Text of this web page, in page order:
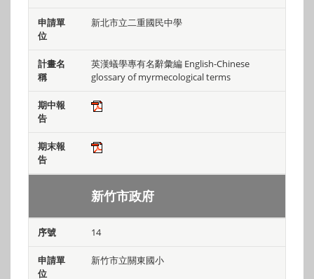
新北市立二重國民中學
英漢蟻學專有名辭彙編 English-Chinese
glossary of myrmecological terms
新竹市政府
14
新竹市立關東國小